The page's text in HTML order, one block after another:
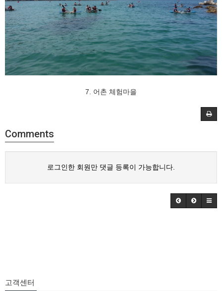
7. 어촌 체험마을
Comments
로그인한 회원만 댓글 등록이 가능합니다.
고객센터